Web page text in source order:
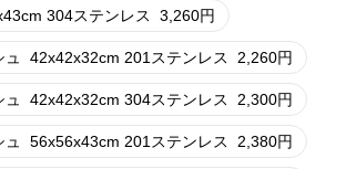
304ステンレス 3,260円
42x42x32cm 201ステンレス 2,260円
42x42x32cm 304ステンレス 2,300円
56x56x43cm 201ステンレス 2,380円